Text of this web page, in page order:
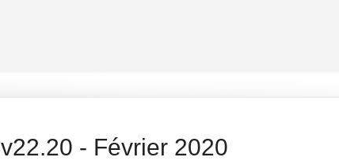
v22.20 - Février 2020